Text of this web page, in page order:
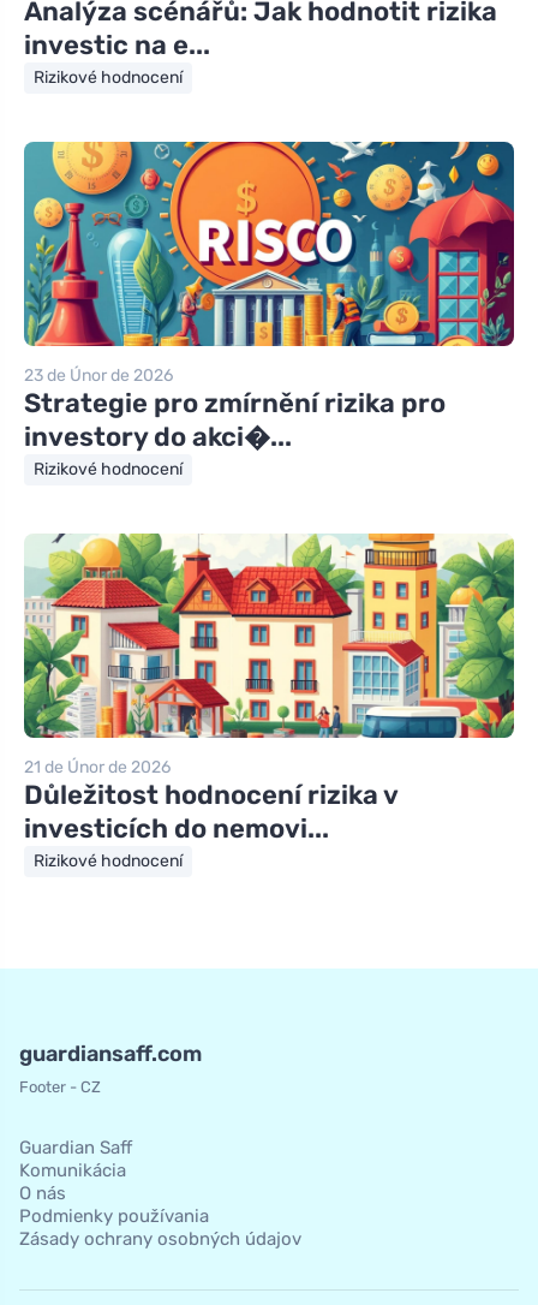
Analýza scénářů: Jak hodnotit rizika
investic na e...
Rizikové hodnocení
23 de Únor de 2026
Strategie pro zmírnění rizika pro
investory do akci�...
Rizikové hodnocení
21 de Únor de 2026
Důležitost hodnocení rizika v
investicích do nemovi...
Rizikové hodnocení
guardiansaff.com
Footer - CZ
Guardian Saff
Komunikácia
O nás
Podmienky používania
Zásady ochrany osobných údajov